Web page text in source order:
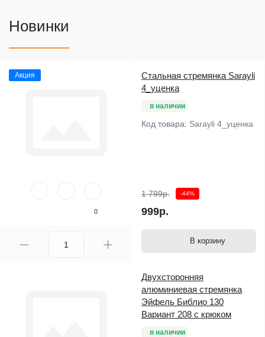
Новинки
Акция
0
Стальная стремянка Sarayli
4_уценка
в наличии
Код товара: Sarayli 4_уценка
1 799р. -44%
999р.
В корзину
Двухсторонняя
алюминиевая стремянка
Эйфель Библио 130
Вариант 208 с крюком
в наличии